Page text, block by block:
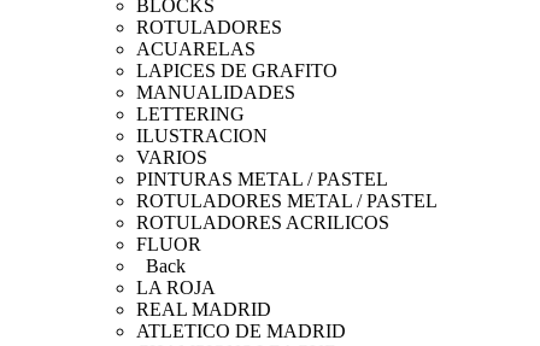
BLOCKS
ROTULADORES
ACUARELAS
LAPICES DE GRAFITO
MANUALIDADES
LETTERING
ILUSTRACION
VARIOS
PINTURAS METAL / PASTEL
ROTULADORES METAL / PASTEL
ROTULADORES ACRILICOS
FLUOR
Back
LA ROJA
REAL MADRID
ATLETICO DE MADRID